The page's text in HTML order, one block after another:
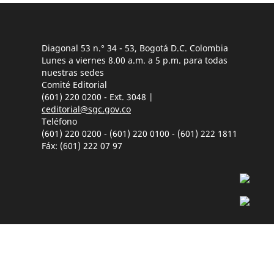
Diagonal 53 n.° 34 - 53, Bogotá D.C. Colombia
Lunes a viernes 8.00 a.m. a 5 p.m. para todas
nuestras sedes
Comité Editorial
(601) 220 0200 - Ext. 3048 |
ceditorial@sgc.gov.co
Teléfono
(601) 220 0200 - (601) 220 0100 - (601) 222 1811
Fáx: (601) 222 07 97